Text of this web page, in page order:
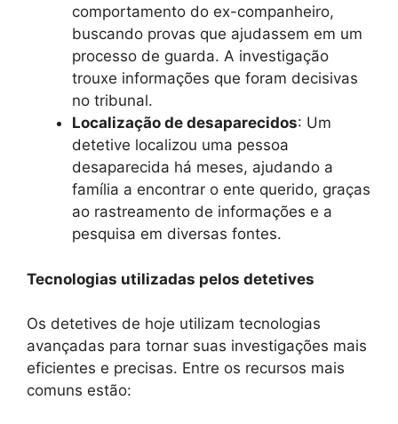
comportamento do ex-companheiro,
buscando provas que ajudassem em um
processo de guarda. A investigação
trouxe informações que foram decisivas
no tribunal.
Localização de desaparecidos: Um
detetive localizou uma pessoa
desaparecida há meses, ajudando a
família a encontrar o ente querido, graças
ao rastreamento de informações e a
pesquisa em diversas fontes.
Tecnologias utilizadas pelos detetives
Os detetives de hoje utilizam tecnologias
avançadas para tornar suas investigações mais
eficientes e precisas. Entre os recursos mais
comuns estão: